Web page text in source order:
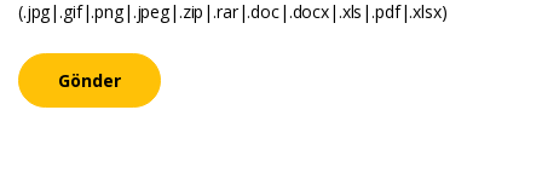
(.jpg|.gif|.png|.jpeg|.zip|.rar|.doc|.docx|.xls|.pdf|.xlsx)
Gönder